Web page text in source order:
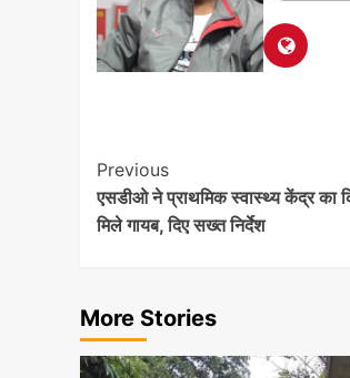
Post
Navigation
Previous
एसडीओ ने प्राथमिक स्वास्थ्य केंद्र का
मिले गायब, दिए सख्त निर्देश
More Stories